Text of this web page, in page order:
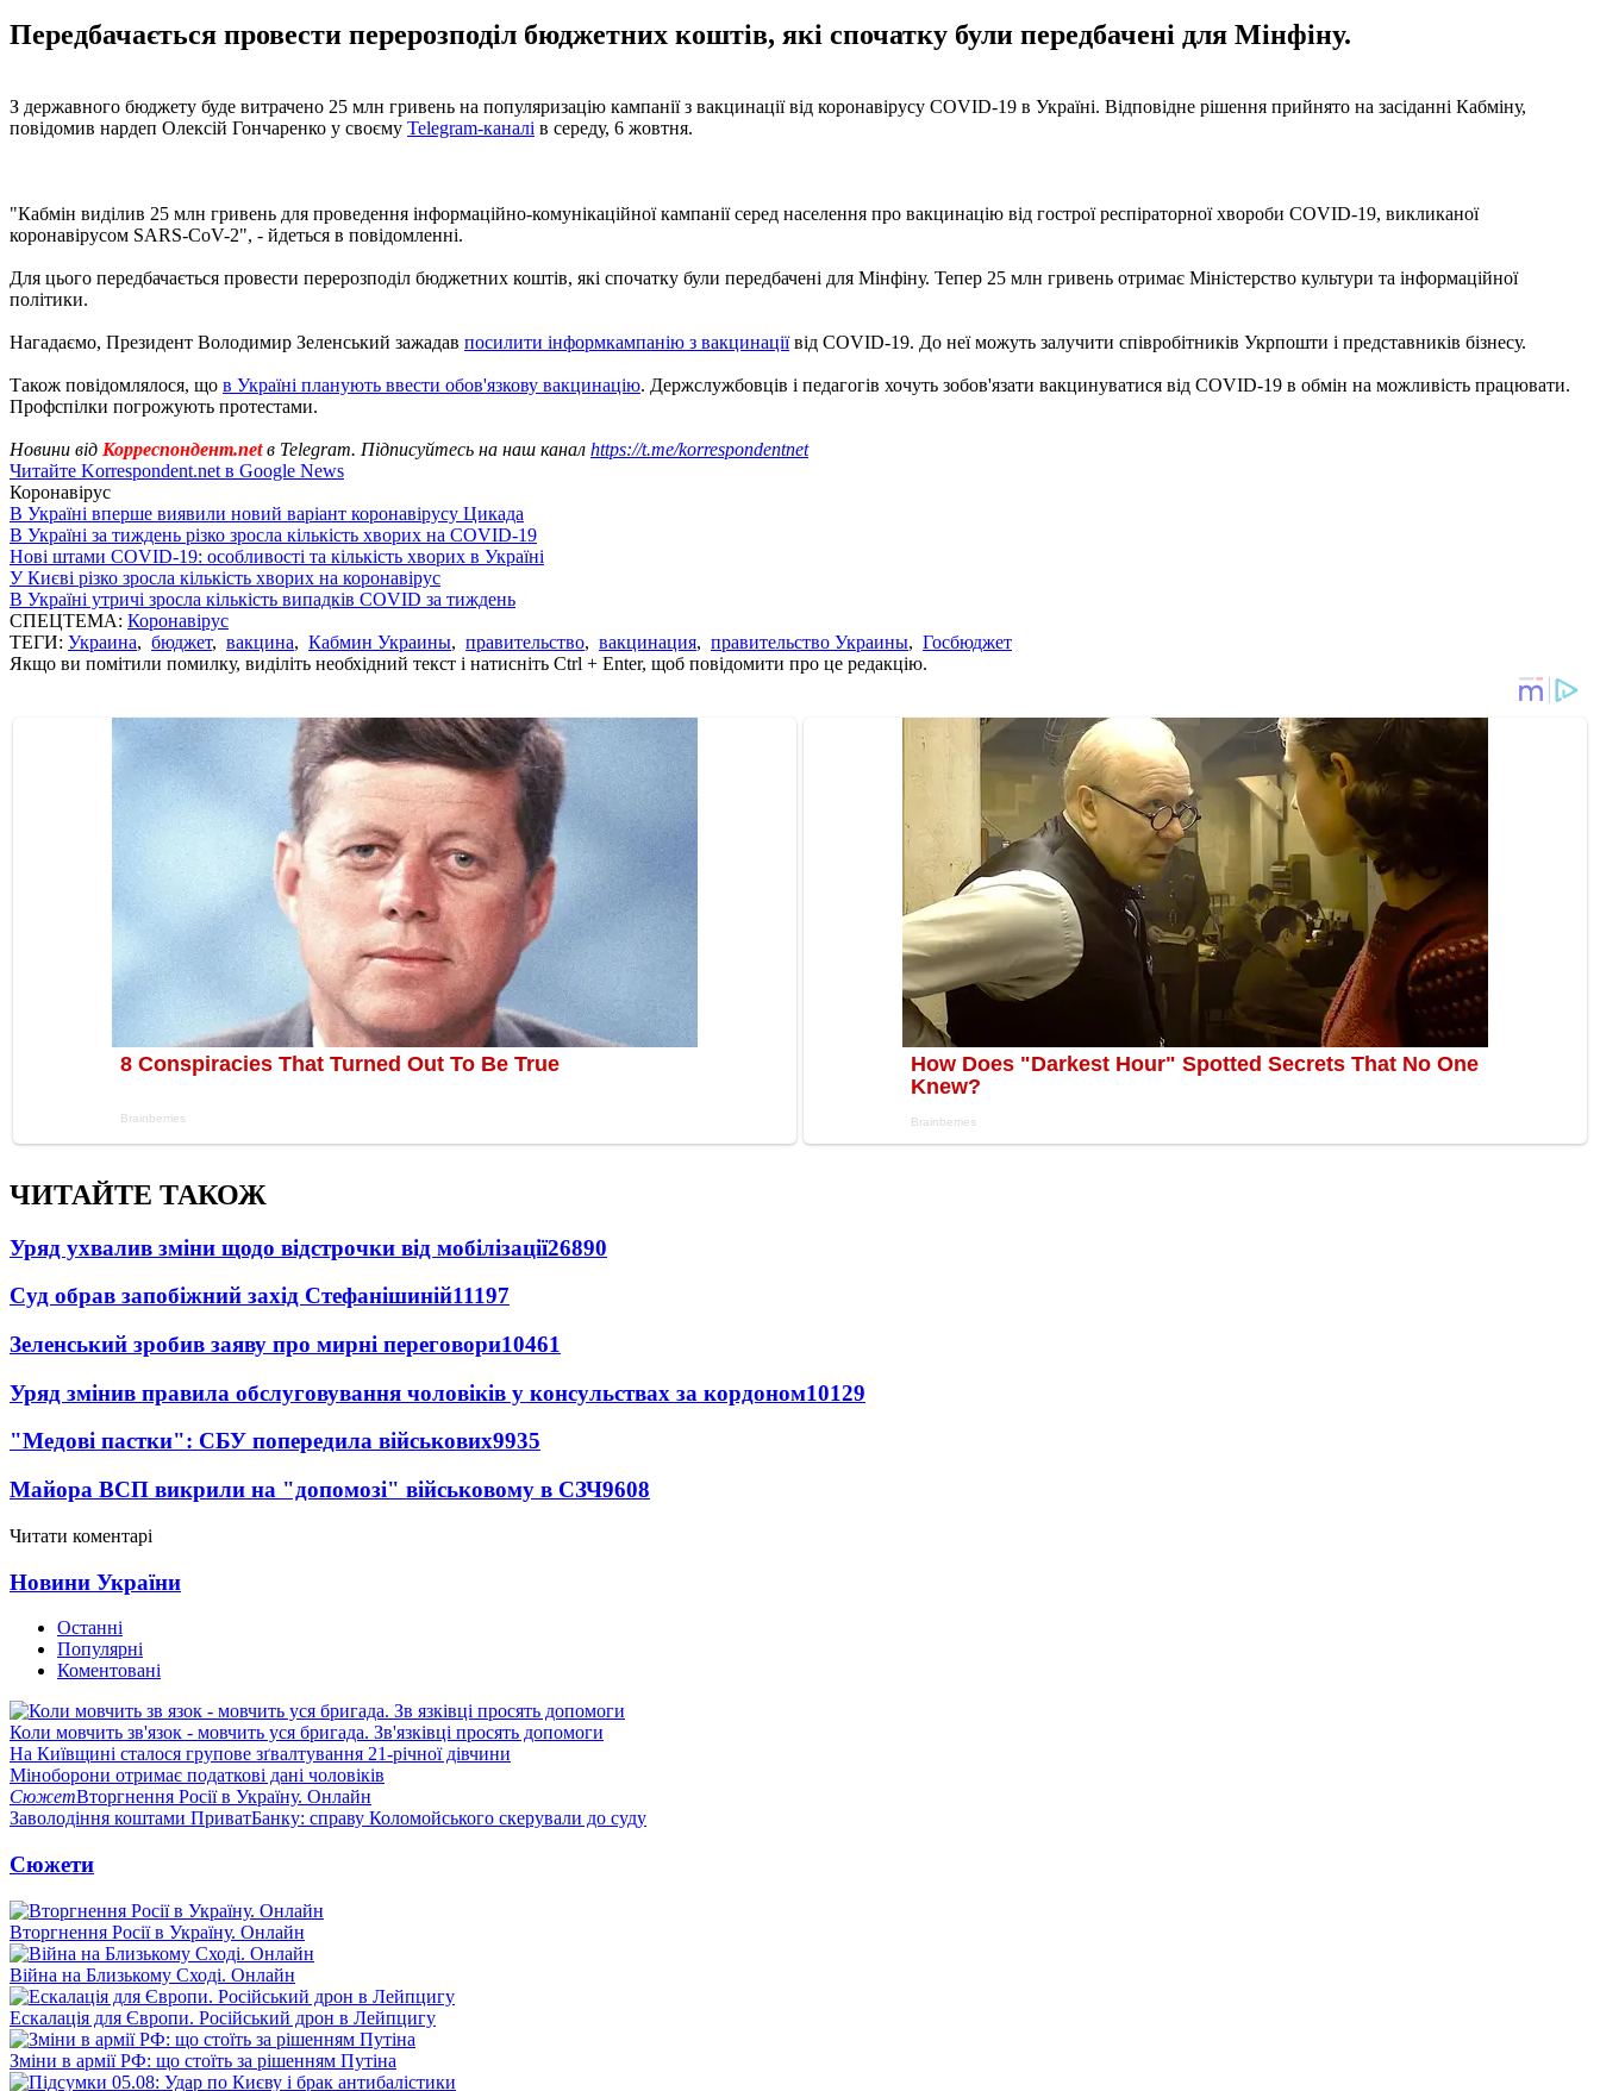
Передбачається провести перерозподіл бюджетних коштів, які спочатку були передбачені для Мінфіну.
З державного бюджету буде витрачено 25 млн гривень на популяризацію кампанії з вакцинації від коронавірусу COVID-19 в Україні. Відповідне рішення прийнято на засіданні Кабміну,
повідомив нардеп Олексій Гончаренко у своєму Telegram-каналі в середу, 6 жовтня.
"Кабмін виділив 25 млн гривень для проведення інформаційно-комунікаційної кампанії серед населення про вакцинацію від гострої респіраторної хвороби COVID-19, викликаної
коронавірусом SARS-CoV-2", - йдеться в повідомленні.
Для цього передбачається провести перерозподіл бюджетних коштів, які спочатку були передбачені для Мінфіну. Тепер 25 млн гривень отримає Міністерство культури та інформаційної
політики.
Нагадаємо, Президент Володимир Зеленський зажадав посилити інформкампанію з вакцинаціївід COVID-19. До неї можуть залучити співробітників Укрпошти і представників бізнесу.
Також повідомлялося, що в Україні планують ввести обов'язкову вакцинацію. Держслужбовців і педагогів хочуть зобов'язати вакцинуватися від COVID-19 в обмін на можливість працювати.
Профспілки погрожують протестами.
Новини від Корреспондент.netв Telegram. Підписуйтесь на наш канал https://t.me/korrespondentnet
Читайте Korrespondent.net в Google News
Коронавірус
В Україні вперше виявили новий варіант коронавірусу Цикада
В Україні за тиждень різко зросла кількість хворих на COVID-19
Нові штами COVID-19: особливості та кількість хворих в Україні
У Києві різко зросла кількість хворих на коронавірус
В Україні утричі зросла кількість випадків COVID за тиждень
СПЕЦТЕМА: Коронавірус
ТЕГИ: Украина, бюджет, вакцина, Кабмин Украины, правительство, вакцинация, правительство Украины, Госбюджет
Якщо ви помітили помилку, виділіть необхідний текст і натисніть Ctrl + Enter, щоб повідомити про це редакцію.
ЧИТАЙТЕ ТАКОЖ
Уряд ухвалив зміни щодо відстрочки від мобілізації26890
Суд обрав запобіжний захід Стефанішиній11197
Зеленський зробив заяву про мирні переговори10461
Уряд змінив правила обслуговування чоловіків у консульствах за кордоном10129
"Медові пастки": СБУ попередила військових9935
Майора ВСП викрили на "допомозі" військовому в СЗЧ9608
Читати коментарі
Новини України
Останні
Популярні
Коментовані
Коли мовчить зв'язок - мовчить уся бригада. Зв'язківці просять допомоги
На Київщині сталося групове зґвалтування 21-річної дівчини
Міноборони отримає податкові дані чоловіків
СюжетВторгнення Росії в Україну. Онлайн
Заволодіння коштами ПриватБанку: справу Коломойського скерували до суду
Сюжети
Вторгнення Росії в Україну. Онлайн
Війна на Близькому Сході. Онлайн
Ескалація для Європи. Російський дрон в Лейпцигу
Зміни в армії РФ: що стоїть за рішенням Путіна